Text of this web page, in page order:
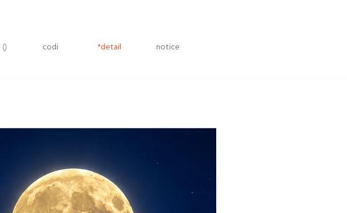
() codi *detail notice